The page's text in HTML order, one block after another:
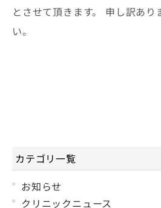
とさせて頂きます。 申し訳あ
い。
カテゴリ一覧
お知らせ
クリニックニュース